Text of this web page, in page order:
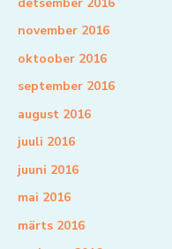
november 2016
oktoober 2016
september 2016
august 2016
juuli 2016
juuni 2016
mai 2016
märts 2016